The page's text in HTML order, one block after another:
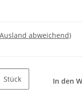
abweichend)
Stück In den